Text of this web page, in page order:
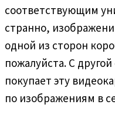
соответствующим
странно,
одной из сторон
пожалуйста. С
покупает эту
по изображениям в